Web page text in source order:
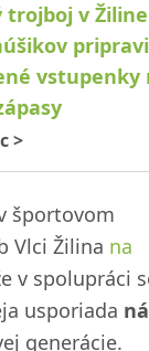
trojboj v
vstupenky
>
športovom
Vlci Žilina na
v spolupráci
usporiada
generácie.